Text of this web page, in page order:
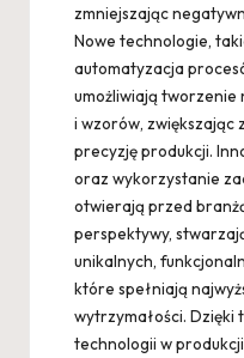
zmniejszając
Nowe technologie,
automatyzacja
umożliwiają
i wzorów, zwiększając
precyzję produkcji.
oraz wykorzystanie
otwierają przed
perspektywy,
unikalnych,
które spełniają
wytrzymałości. Dzięki
technologii w